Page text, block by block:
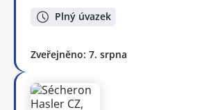
Plný úvazek
Zveřejněno: 7. srpna